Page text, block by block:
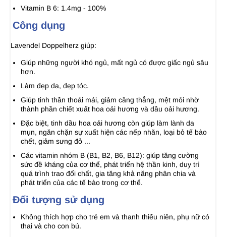
Vitamin B 6: 1.4mg - 100%
Công dụng
Lavendel Doppelherz giúp:
Giúp những người khó ngủ, mất ngủ có được giấc ngủ sâu
hơn.
Làm đẹp da, đẹp tóc.
Giúp tinh thần thoải mái, giảm căng thẳng, mệt mỏi nhờ
thành phần chiết xuất hoa oải hương và dầu oải hương.
Đặc biệt, tinh dầu hoa oải hương còn giúp làm lành da
mụn, ngăn chặn sự xuất hiện các nếp nhăn, loại bỏ tế bào
chết, giảm sưng đỏ ...
Các vitamin nhóm B (B1, B2, B6, B12): giúp tăng cường
sức đề kháng của cơ thể, phát triển hệ thần kinh, duy trì
quá trình trao đổi chất, gia tăng khả năng phân chia và
phát triển của các tế bào trong cơ thể.
Đối tượng sử dụng
Không thích hợp cho trẻ em và thanh thiếu niên, phụ nữ có
thai và cho con bú.